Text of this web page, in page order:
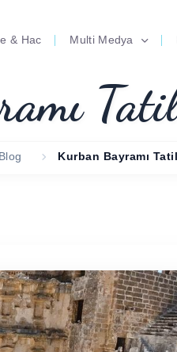
& Hac Multi Medya
Blog Kurban Bayramı